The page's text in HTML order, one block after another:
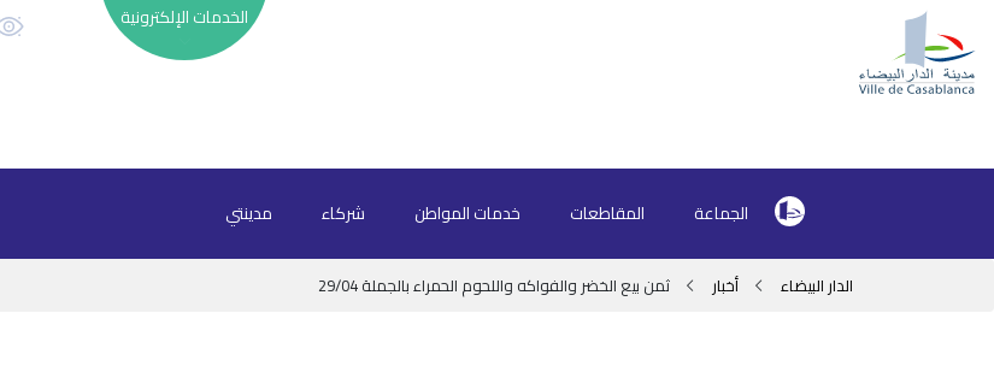
الخدمات الإلكترونية
الجماعة المقاطعات خدمات المواطن شركاء مدينتي
الدار البيضاء أخبار ثمن بيع الخضر والفواكه واللحوم الحمراء بالجملة 29/04